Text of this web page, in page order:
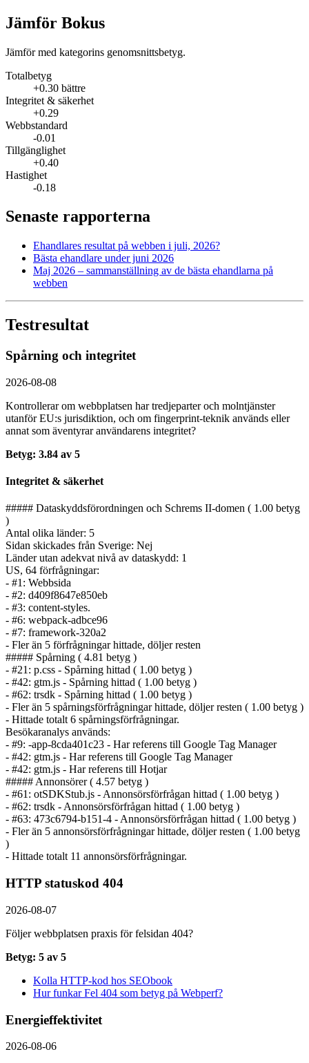
Jämför Bokus
Jämför med kategorins genomsnittsbetyg.
Totalbetyg
+0.30 bättre
Integritet & säkerhet
+0.29
Webbstandard
-0.01
Tillgänglighet
+0.40
Hastighet
-0.18
Senaste rapporterna
Ehandlares resultat på webben i juli, 2026?
Bästa ehandlare under juni 2026
Maj 2026 – sammanställning av de bästa ehandlarna på
webben
Testresultat
Spårning och integritet
2026-08-08
Kontrollerar om webbplatsen har tredjeparter och molntjänster
utanför EU:s jurisdiktion, och om fingerprint-teknik används eller
annat som äventyrar användarens integritet?
Betyg: 3.84 av 5
Integritet & säkerhet
##### Dataskyddsförordningen och Schrems II-domen ( 1.00 betyg
)
Antal olika länder: 5
Sidan skickades från Sverige: Nej
Länder utan adekvat nivå av dataskydd: 1
US, 64 förfrågningar:
- #1: Webbsida
- #2: d409f8647e850eb
- #3: content-styles.
- #6: webpack-adbce96
- #7: framework-320a2
- Fler än 5 förfrågningar hittade, döljer resten
##### Spårning ( 4.81 betyg )
- #21: p.css - Spårning hittad ( 1.00 betyg )
- #42: gtm.js - Spårning hittad ( 1.00 betyg )
- #62: trsdk - Spårning hittad ( 1.00 betyg )
- Fler än 5 spårnings­förfrågningar hittade, döljer resten ( 1.00 betyg )
- Hittade totalt 6 spårnings­förfrågningar.
Besökaranalys används:
- #9: -app-8cda401c23 - Har referens till Google Tag Manager
- #42: gtm.js - Har referens till Google Tag Manager
- #42: gtm.js - Har referens till Hotjar
##### Annonsörer ( 4.57 betyg )
- #61: otSDKStub.js - Annonsörs­förfrågan hittad ( 1.00 betyg )
- #62: trsdk - Annonsörs­förfrågan hittad ( 1.00 betyg )
- #63: 473c6794-b151-4 - Annonsörs­förfrågan hittad ( 1.00 betyg )
- Fler än 5 annonsörs­förfrågningar hittade, döljer resten ( 1.00 betyg
)
- Hittade totalt 11 annonsörs­förfrågningar.
HTTP statuskod 404
2026-08-07
Följer webbplatsen praxis för felsidan 404?
Betyg: 5 av 5
Kolla HTTP-kod hos SEObook
Hur funkar Fel 404 som betyg på Webperf?
Energieffektivitet
2026-08-06